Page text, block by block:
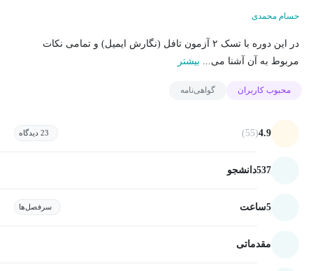
حسام محمدی
در این دوره با تسک ۲ آزمون تافل (نگارش ایمیل) و تمامی نکات
مربوط به آن آشنا می... بیشتر
محبوب کاربران گواهی‌نامه
4.9
(55) 23 دیدگاه
537دانشجو
5ساعت سرفصل‌ها
مقدماتی